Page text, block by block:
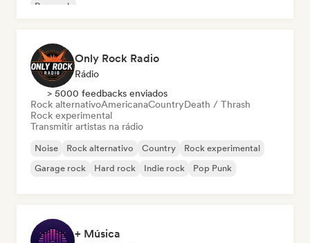
Pop rock
Only Rock Radio
Rádio
> 5000 feedbacks enviados
Rock alternativoAmericanaCountryDeath / Thrash
Rock experimental
Transmitir artistas na rádio
Noise Rock alternativo Country
Rock experimental
Garage rock
Hard rock Indie rock Pop Punk
+ Música